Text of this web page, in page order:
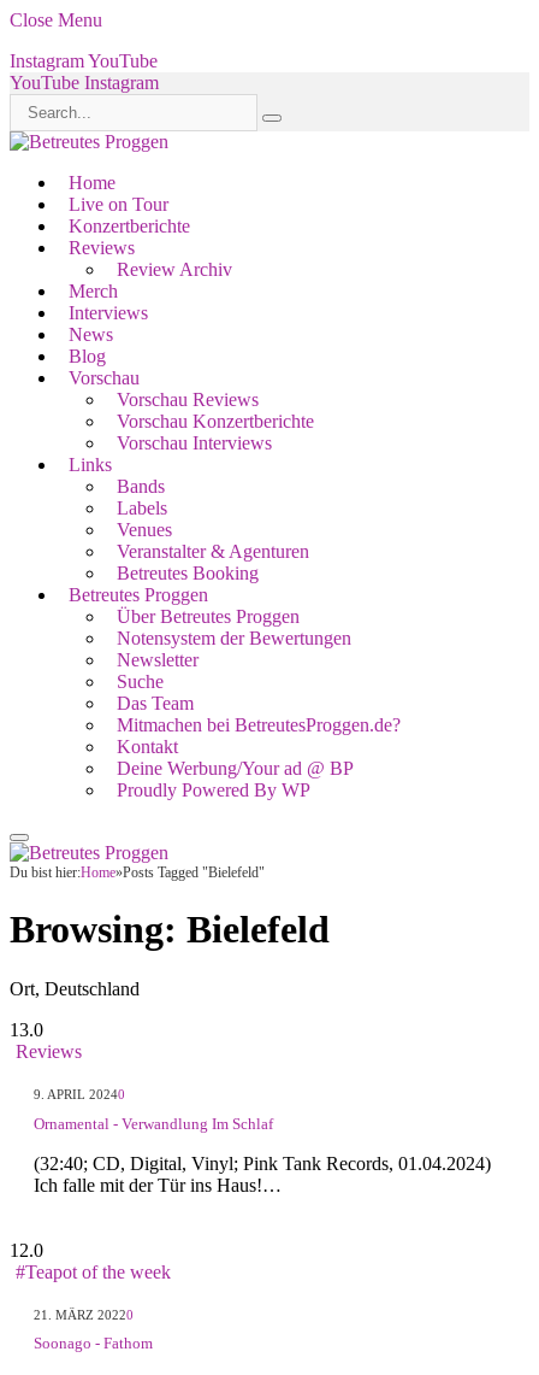
Close Menu
InstagramYouTube
YouTube Instagram
Home
Live on Tour
Konzertberichte
Reviews
Review Archiv
Merch
Interviews
News
Blog
Vorschau
Vorschau Reviews
Vorschau Konzertberichte
Vorschau Interviews
Links
Bands
Labels
Venues
Veranstalter & Agenturen
Betreutes Booking
Betreutes Proggen
Über Betreutes Proggen
Notensystem der Bewertungen
Newsletter
Suche
Das Team
Mitmachen bei BetreutesProggen.de?
Kontakt
Deine Werbung/Your ad @ BP
Proudly Powered By WP
Du bist hier:Home»Posts Tagged "Bielefeld"
Browsing: Bielefeld
Ort, Deutschland
13.0
Reviews
9. APRIL 20240
Ornamental - Verwandlung Im Schlaf
(32:40; CD, Digital, Vinyl; Pink Tank Records, 01.04.2024)
Ich falle mit der Tür ins Haus!…
12.0
#Teapot of the week
21. MÄRZ 20220
Soonago - Fathom